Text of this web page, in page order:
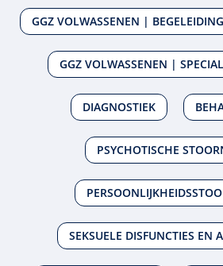
GGZ VOLWASSENEN |
GGZ VOLWASSENEN |
DIAGNOSTIEK
PSYCHOTISCHE
SEKSUELE DISFUNCTIES EN